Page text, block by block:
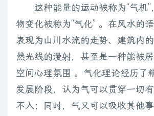
这种能量的运动被称为“气机
物变化被称为“气化” 。在风水的
表现为山川水流的走势、建筑内
然光线的漫射，甚至是一种能被
空间心理氛围 。气化理论经历了
发展阶段，认为气可以贯穿一切
不入；同时，气又可以吸收其他